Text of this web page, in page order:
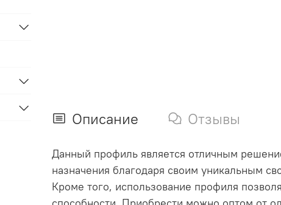
Описание Отзывы
Данный профиль является отличным
назначения благодаря своим уникальным
Кроме того, использование профиля